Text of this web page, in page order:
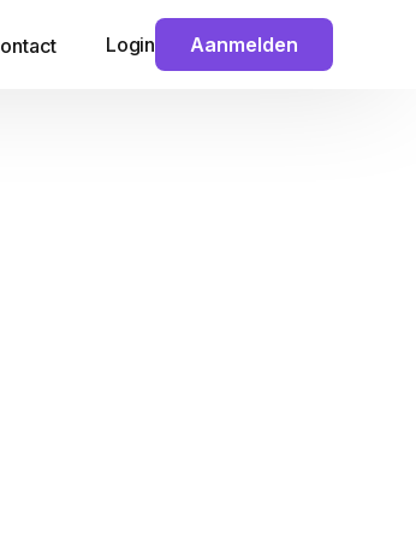
Login Aanmelden